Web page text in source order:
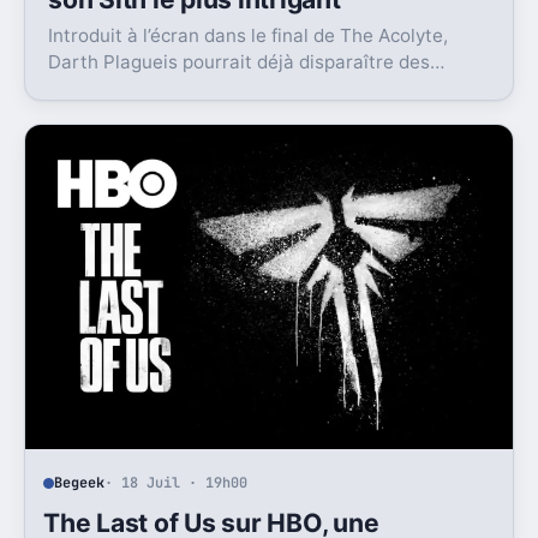
Introduit à l’écran dans le final de The Acolyte,
Darth Plagueis pourrait déjà disparaître des
Begeek· 18 Juil · 19h00
The Last of Us sur HBO, une